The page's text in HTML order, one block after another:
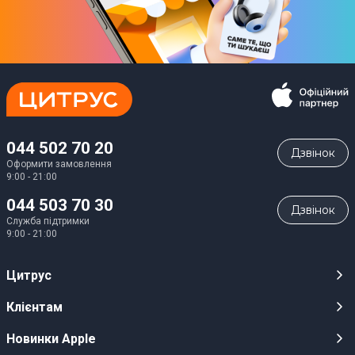
044 502 70 20
Оформити замовлення
9:00 - 21:00
Дзвiнок
044 503 70 30
Служба підтримки
9:00 - 21:00
Дзвiнок
Цитрус
Кар’єра
Клієнтам
Публічні оферти
Новинки Apple